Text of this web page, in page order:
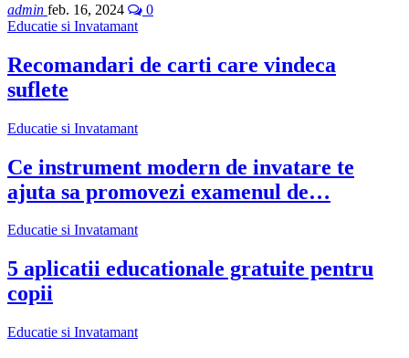
admin feb. 16, 2024
0
Educatie si Invatamant
Recomandari de carti care vindeca
suflete
Educatie si Invatamant
Ce instrument modern de invatare te
ajuta sa promovezi examenul de…
Educatie si Invatamant
5 aplicatii educationale gratuite pentru
copii
Educatie si Invatamant